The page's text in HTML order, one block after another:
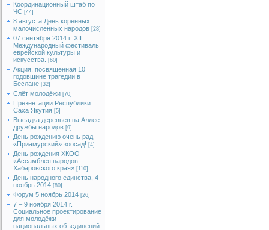
Координационный штаб по
ЧС [44]
8 августа День коренных
малочисленных народов [28]
07 сентября 2014 г. XII
Международный фестиваль
еврейской культуры и
искусства.
[60]
Акция, посвященная 10
годовщине трагедии в
Беслане [32]
Слёт молодёжи [70]
Презентации Республики
Саха Якутия [5]
Высадка деревьев на Аллее
дружбы народов [9]
День рождению очень рад
«Приамурский» зоосад! [4]
День рождения ХКОО
«Ассамблея народов
Хабаровского края» [110]
День народного единства, 4
ноябрь 2014 [80]
Форум 5 ноябрь 2014 [26]
7 – 9 ноября 2014 г.
Социальное проектирование
для молодёжи
национальных объединений